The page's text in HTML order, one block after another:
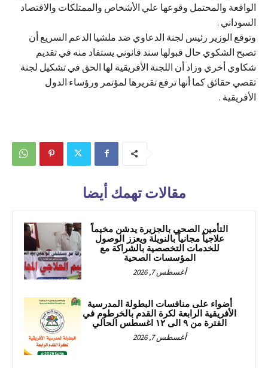
الواقعة والمحتمل وقوعها علي الأشخاص والممتلكات والاقتصاد
السوداني .
وتوقع الوزير رئيس لجنة الدعاوي ضد ملشيا الدعم السريع أن
تصبح الشكوي حال قبولها سند قانوني يستفاد منه في تقديم
شكاوي أخري وزاد أن اللجنة الأفريقية لها الحق في تشكيل لجنة
تقصي حقائق كما أنها ترفع تقريرها لمؤتمر ورؤساء الدول
الأفريقية .
مقالات تهمك أيضا
التأمين الصحي بالجزيرة يدشن مخيماً
علاجياً مجانياً بالنويلة ويعزز الوصول
للخدمات التخصصية بالشراكة مع
المؤسسات الصحية
أغسطس 7, 2026
أضواء على منافسات البطولة المدرسية
الأفريقية الرابعة لكرة القدم بالخرطوم في
الفترة من ٩ الى ١٢ اغسطس الحالي
أغسطس 7, 2026